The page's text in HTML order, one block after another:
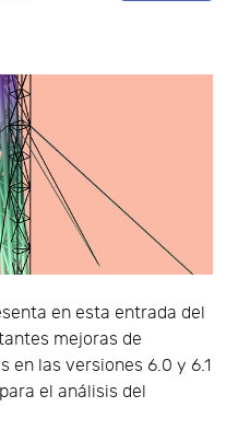
en esta entrada del
mejoras de
en las versiones 6.0 y 6.1
el análisis del